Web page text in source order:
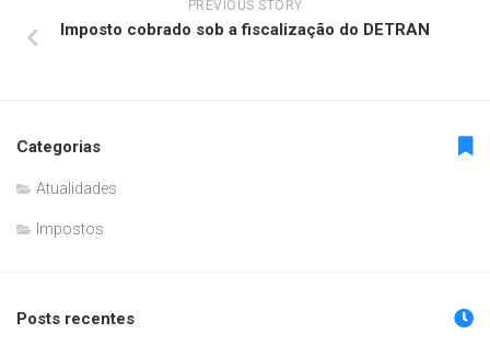
PREVIOUS STORY
Imposto cobrado sob a fiscalização do DETRAN
Categorias
Atualidades
Impostos
Posts recentes